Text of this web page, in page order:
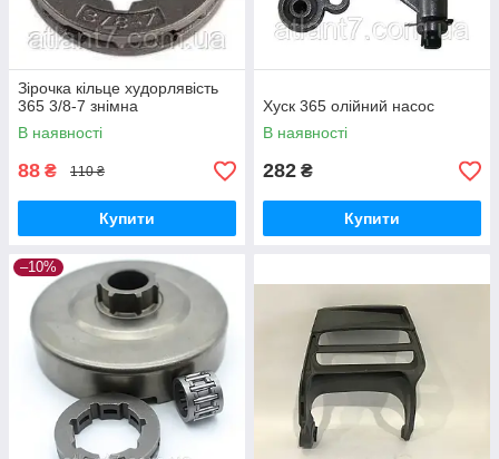
Зірочка кільце худорлявість
365 3/8-7 знімна
В наявності
88 ₴ 110 ₴
Купити
Хуск 365 олійний насос
В наявності
282 ₴
Купити
–10%